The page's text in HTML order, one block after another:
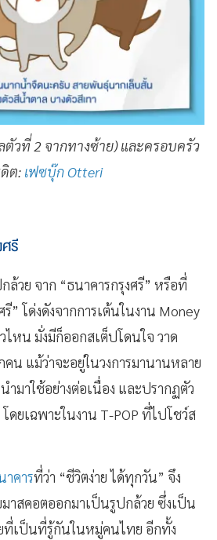
ตัวที่ 2 จากทางซ้าย) และครอบครัว
ดิต: เฟซบุ๊ก Otteri
รี
ล้วย จาก “ธนาคารกรุงศรี” หรือที่
” โด่งดังจากการเต้นในงาน Money
ไหน มั่งมีก็ออกสเต็ปโดนใจ วาด
น แม้ว่าจะอยู่ในวงการมานานหลาย
ำมาใช้อย่างต่อเนื่อง และปรากฏตัว
ดยเฉพาะในงาน T-POP ที่ไปโชว์ส
คารที่ว่า “ชีวิตง่าย ได้ทุกวัน” จึง
าสคอตออกมาเป็นรูปกล้วย ซึ่งเป็น
เป็นที่รู้กันในหมู่คนไทย อีกทั้ง